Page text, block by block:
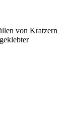
von Kratzern